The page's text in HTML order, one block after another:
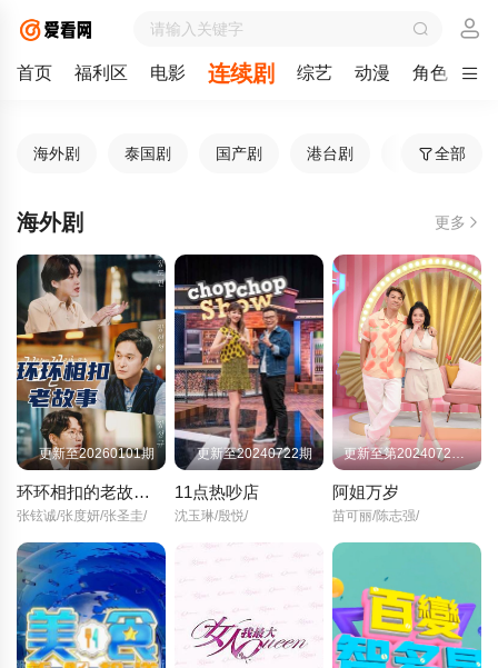
首页 福利区 电影 连续剧 综艺 动漫 角色 剧
全部
海外剧 泰国剧 国产剧 港台剧 日韩剧
海外剧 更多
更新至20260101期
环环相扣的老故事2026
张铉诚/张度妍/张圣圭/
更新至20240722期
11点热吵店
沈玉琳/殷悦/
更新至第20240722期
阿姐万岁
苗可丽/陈志强/